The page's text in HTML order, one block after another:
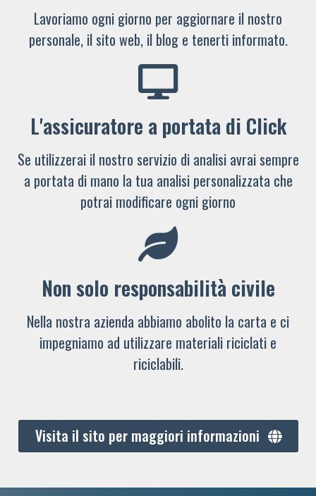
Lavoriamo ogni giorno per aggiornare il nostro
personale, il sito web, il blog e tenerti informato.
L'assicuratore a portata di Click
Se utilizzerai il nostro servizio di analisi avrai sempre
a portata di mano la tua analisi personalizzata che
potrai modificare ogni giorno
Non solo responsabilità civile
Nella nostra azienda abbiamo abolito la carta e ci
impegniamo ad utilizzare materiali riciclati e
riciclabili.
Visita il sito per maggiori informazioni